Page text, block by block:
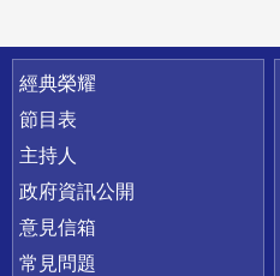
快速連結
經典榮耀
節目表
主持人
政府資訊公開
意見信箱
常見問題